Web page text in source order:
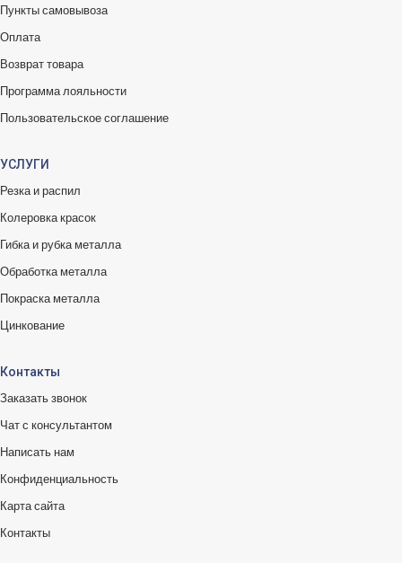
Пункты самовывоза
Оплата
Возврат товара
Программа лояльности
Пользовательское соглашение
УСЛУГИ
Резка и распил
Колеровка красок
Гибка и рубка металла
Обработка металла
Покраска металла
Цинкование
Контакты
Заказать звонок
Чат с консультантом
Написать нам
Конфиденциальность
Карта сайта
Контакты